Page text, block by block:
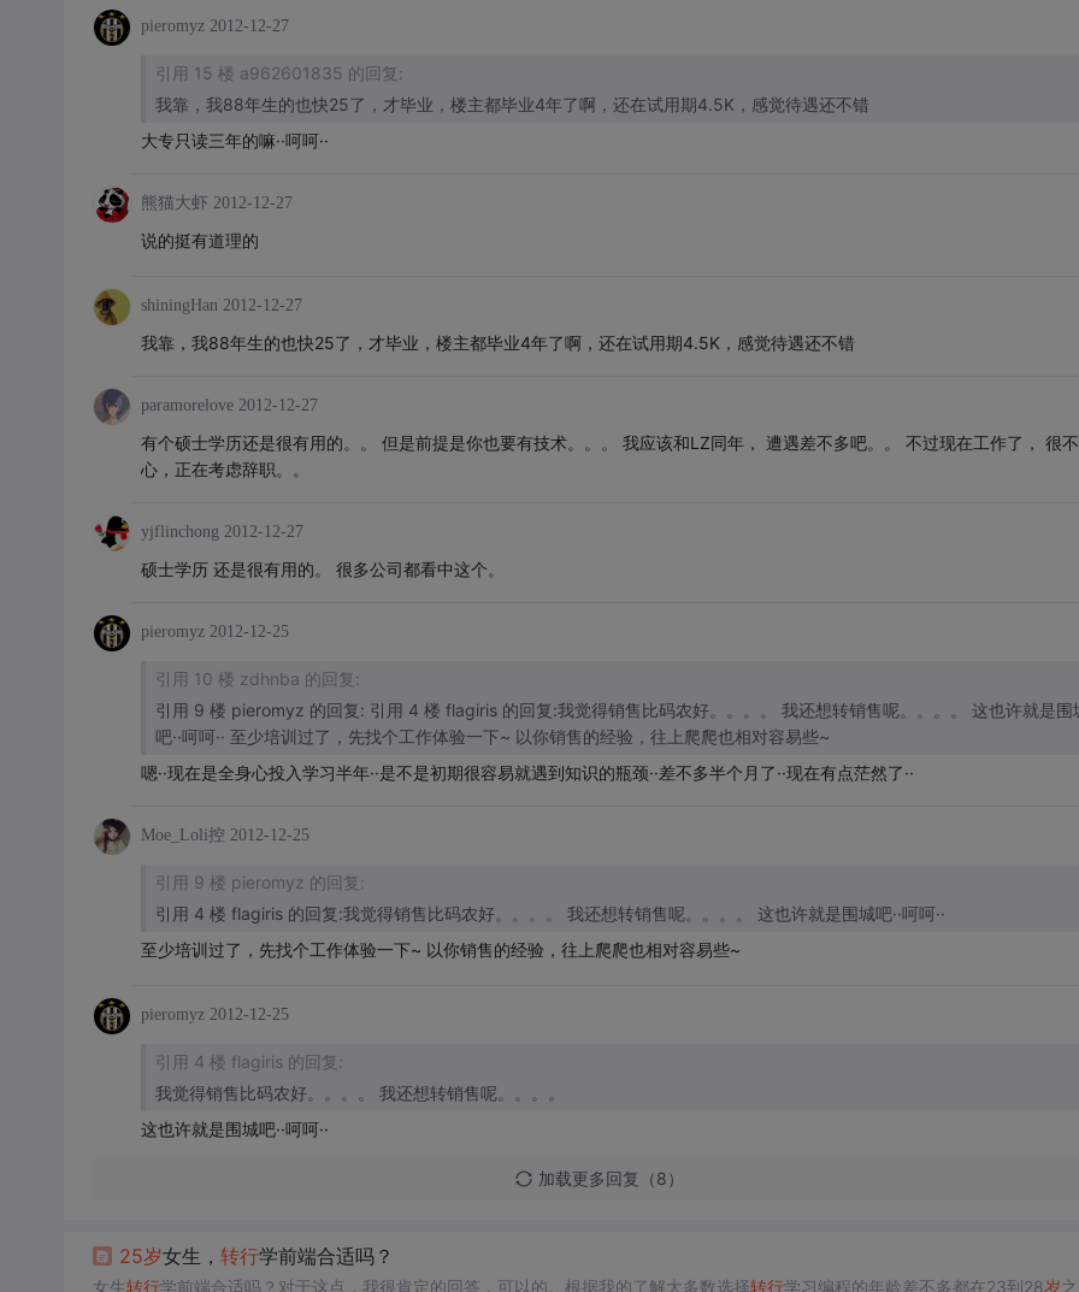
pieromyz 2012-12-27
引用 15 楼 a962601835 的回复:
我靠，我88年生的也快25了，才毕业，楼主都毕业4年了啊，还在试用期4.5K，感觉待遇还不错
大专只读三年的嘛··呵呵··
熊猫大虾 2012-12-27
说的挺有道理的
shiningHan 2012-12-27
我靠，我88年生的也快25了，才毕业，楼主都毕业4年了啊，还在试用期4.5K，感觉待遇还不错
paramorelove 2012-12-27
有个硕士学历还是很有用的。。 但是前提是你也要有技术。。。 我应该和LZ同年， 遭遇差不多吧。。 不过现在工作了， 很
心，正在考虑辞职。。
yjflinchong 2012-12-27
硕士学历 还是很有用的。 很多公司都看中这个。
pieromyz 2012-12-25
引用 10 楼 zdhnba 的回复:
引用 9 楼 pieromyz 的回复: 引用 4 楼 flagiris 的回复:我觉得销售比码农好。。。。 我还想转销售呢。。。。 这也许就是围城
吧··呵呵·· 至少培训过了，先找个工作体验一下~ 以你销售的经验，往上爬爬也相对容易些~
嗯··现在是全身心投入学习半年··是不是初期很容易就遇到知识的瓶颈··差不多半个月了··现在有点茫然了··
Moe_Loli控 2012-12-25
引用 9 楼 pieromyz 的回复:
引用 4 楼 flagiris 的回复:我觉得销售比码农好。。。。 我还想转销售呢。。。。 这也许就是围城吧··呵呵··
至少培训过了，先找个工作体验一下~ 以你销售的经验，往上爬爬也相对容易些~
pieromyz 2012-12-25
引用 4 楼 flagiris 的回复:
我觉得销售比码农好。。。。 我还想转销售呢。。。。
这也许就是围城吧··呵呵··
加载更多回复（8）
25岁女生， 转行学前端合适吗？
女生转行学前端合适吗？对于这点，我很肯定的回答，可以的。根据我的了解大多数选择转行学习编程的年龄差不多都在23到28岁